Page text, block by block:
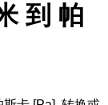
到 帕